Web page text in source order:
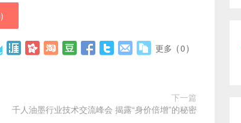
)
更多 (0)
下一篇
千人油墨行业技术交流峰会 揭露“身价倍增”的秘密